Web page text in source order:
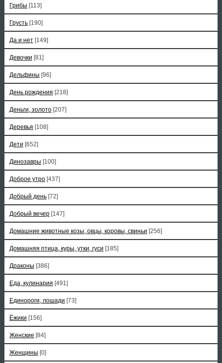
Грибы [113]
Грусть [190]
Да и нет [149]
Девочки [81]
Дельфины [96]
День рождения [218]
Деньги, золото [207]
Деревья [108]
Дети [652]
Динозавры [100]
Доброе утро [437]
Добрый день [72]
Добрый вечер [147]
Домашние животные козы, овцы, коровы, свиньи [256]
Домашняя птица, куры, утки, гуси [185]
Драконы [386]
Еда, кулинария [491]
Единороги, лошади [73]
Ёжики [156]
Женские [84]
Женщины [0]